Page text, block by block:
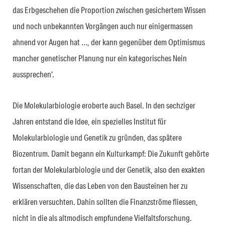
das Erbgeschehen die Proportion zwischen gesichertem Wissen
und noch unbekannten Vorgängen auch nur einigermassen
ahnend vor Augen hat …, der kann gegenüber dem Optimismus
mancher genetischer Planung nur ein kategorisches Nein
aussprechen‘.
Die Molekularbiologie eroberte auch Basel. In den sechziger
Jahren entstand die Idee, ein spezielles Institut für
Molekularbiologie und Genetik zu gründen, das spätere
Biozentrum. Damit begann ein Kulturkampf: Die Zukunft gehörte
fortan der Molekularbiologie und der Genetik, also den exakten
Wissenschaften, die das Leben von den Bausteinen her zu
erklären versuchten. Dahin sollten die Finanzströme fliessen,
nicht in die als altmodisch empfundene Vielfaltsforschung.